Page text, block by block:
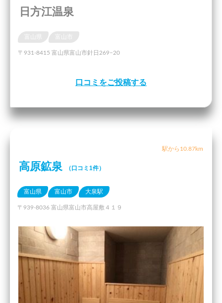
日方江温泉
〒931-8415 富山県富山市針日269−20
口コミをご投稿する
駅から10.87km
高原鉱泉 （口コミ1件）
富山県 富山市 大泉駅
〒939-8036 富山県富山市高屋敷４１９